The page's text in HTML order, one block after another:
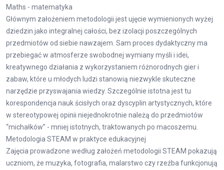
Maths - matematyka
Głównym założeniem metodologii jest ujęcie wymienionych wyżej
dziedzin jako integralnej całości, bez izolacji poszczególnych
przedmiotów od siebie nawzajem. Sam proces dydaktyczny ma
przebiegać w atmosferze swobodnej wymiany myśli i idei,
kreatywnego działania z wykorzystaniem różnorodnych gier i
zabaw, które u młodych ludzi stanowią niezwykle skuteczne
narzędzie przyswajania wiedzy. Szczególnie istotna jest tu
korespondencja nauk ścisłych oraz dyscyplin artystycznych, które
w stereotypowej opinii niejednokrotnie należą do przedmiotów
“michałków” - mniej istotnych, traktowanych po macoszemu.
Metodologia STEAM w praktyce edukacyjnej
Zajęcia prowadzone według założeń metodologii STEAM pokazują
uczniom, że muzyka, fotografia, malarstwo czy rzeźba funkcjonują